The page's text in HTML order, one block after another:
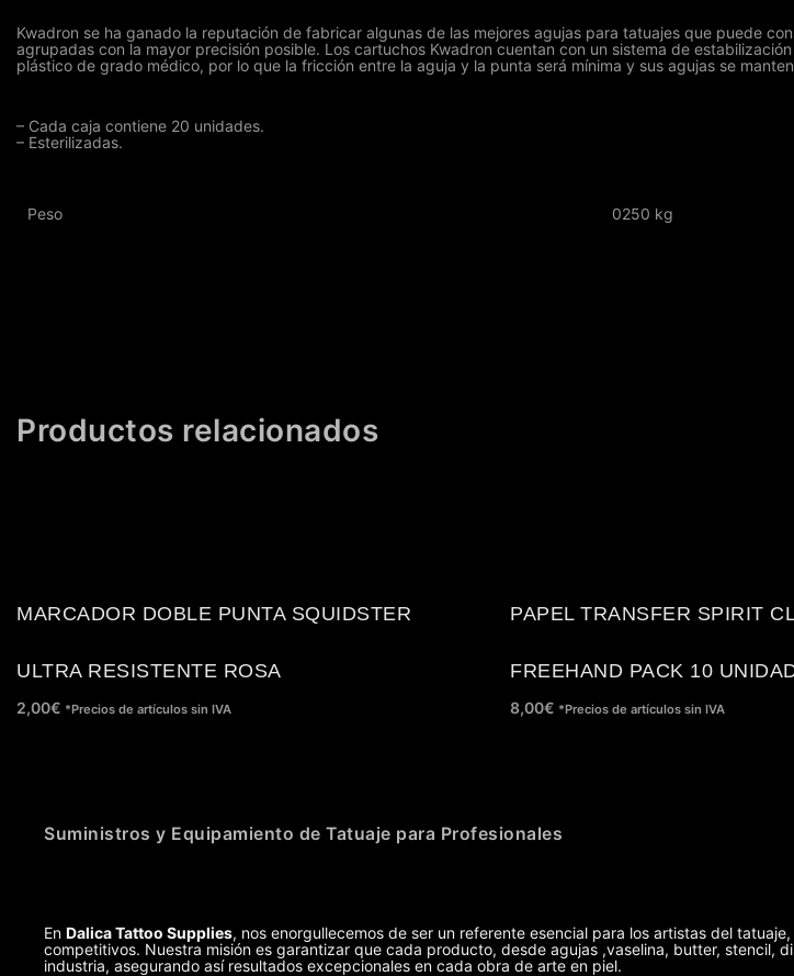
Kwadron se ha ganado la reputación de fabricar algunas de las mejores agujas para tatuajes que puede
agrupadas con la mayor precisión posible. Los cartuchos Kwadron cuentan con un sistema de
plástico de grado médico, por lo que la fricción entre la aguja y la punta será mínima y sus agujas se
– Cada caja contiene 20 unidades.
– Esterilizadas.
Peso 0250 kg
Productos relacionados
MARCADOR DOBLE PUNTA SQUIDSTER
ULTRA RESISTENTE ROSA
2,00€ *Precios de artículos sin IVA
PAPEL TRANSFER SPIRIT
FREEHAND PACK 10
8,00€ *Precios de artículos sin IVA
Suministros y Equipamiento de Tatuaje para Profesionales
En Dalica Tattoo Supplies, nos enorgullecemos de ser un referente esencial para los artistas del
competitivos. Nuestra misión es garantizar que cada producto, desde agujas ,vaselina, butter, stencil,
industria, asegurando así resultados excepcionales en cada obra de arte en piel.